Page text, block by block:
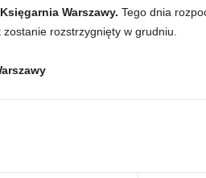
Warszawy. Tego dnia
rozstrzygnięty w grudniu.